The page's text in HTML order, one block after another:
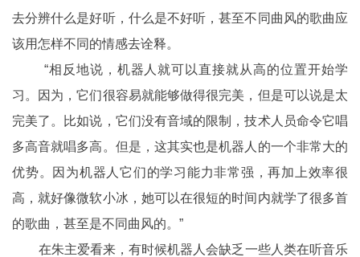
去分辨什么是好听，什么是不好听，甚至不同曲风的歌曲应
该用怎样不同的情感去诠释。
“相反地说，机器人就可以直接就从高的位置开始学
习。因为，它们很容易就能够做得很完美，但是可以说是太
完美了。比如说，它们没有音域的限制，技术人员命令它唱
多高音就唱多高。但是，这其实也是机器人的一个非常大的
优势。因为机器人它们的学习能力非常强，再加上效率很
高，就好像微软小冰，她可以在很短的时间内就学了很多首
的歌曲，甚至是不同曲风的。”
在朱主爱看来，有时候机器人会缺乏一些人类在听音乐